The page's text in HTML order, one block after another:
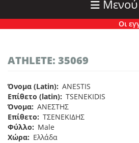
Μενού
Οι
ATHLETE: 35069
Όνομα (Latin) ANESTIS
Επίθετο (latin) TSENEKIDIS
Όνομα ΑΝΕΣΤΗΣ
Επίθετο
ΤΣΕΝΕΚΙΔΗΣ
Φύλλο
Male
Χώρα
Ελλάδα